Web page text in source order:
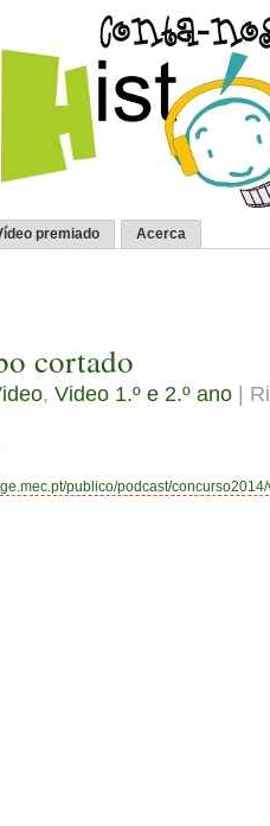
premiado Acerca
cortado
, Video 1.º e 2.º ano |
publico/podcast/